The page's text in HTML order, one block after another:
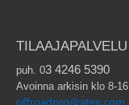
TILAAJAPALVELU
puh. 03 4246 5390
Avoinna arkisin klo 8-16